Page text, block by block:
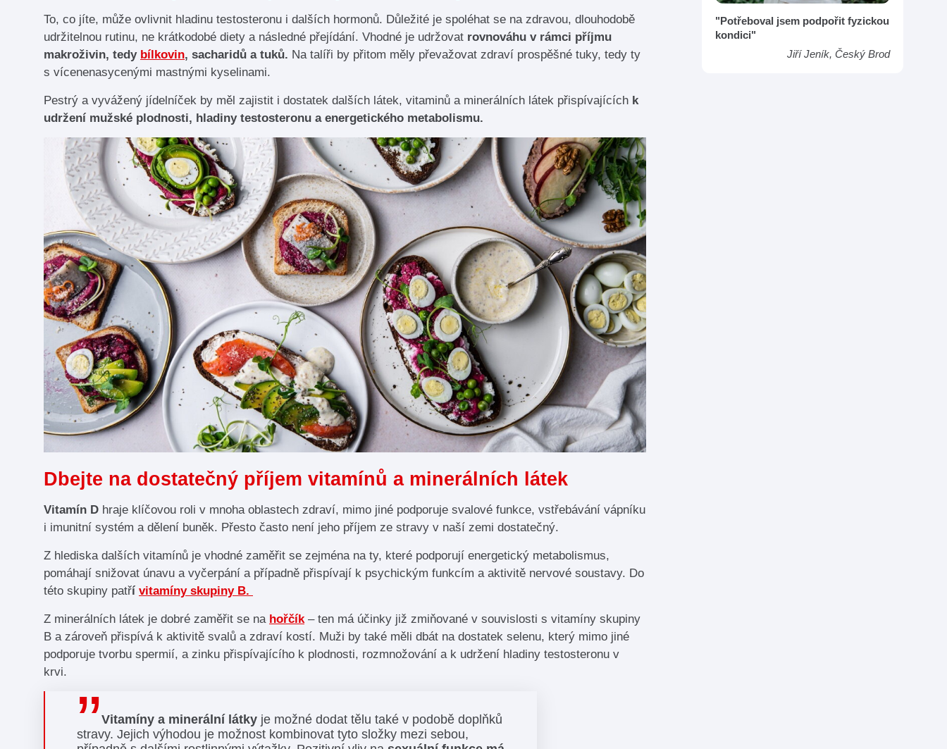
To, co jíte, může ovlivnit hladinu testosteronu i dalších hormonů. Důležité je spoléhat se na zdravou, dlouhodobě
udržitelnou rutinu, ne krátkodobé diety a následné přejídání. Vhodné je udržovat rovnováhu v rámci příjmu
makroživin, tedy bílkovin, sacharidů a tuků. Na talíři by přitom měly převažovat zdraví prospěšné tuky, tedy ty
s vícenenasycenými mastnými kyselinami.
Pestrý a vyvážený jídelníček by měl zajistit i dostatek dalších látek, vitaminů a minerálních látek přispívajících k
udržení mužské plodnosti, hladiny testosteronu a energetického metabolismu.
Dbejte na dostatečný příjem vitamínů a minerálních látek
Vitamín D hraje klíčovou roli v mnoha oblastech zdraví, mimo jiné podporuje svalové funkce, vstřebávání vápníku
i imunitní systém a dělení buněk. Přesto často není jeho příjem ze stravy v naší zemi dostatečný.
Z hlediska dalších vitamínů je vhodné zaměřit se zejména na ty, které podporují energetický metabolismus,
pomáhají snižovat únavu a vyčerpání a případně přispívají k psychickým funkcím a aktivitě nervové soustavy. Do
této skupiny patří vitamíny skupiny B.
Z minerálních látek je dobré zaměřit se na hořčík– ten má účinky již zmiňované v souvislosti s vitamíny skupiny
B a zároveň přispívá k aktivitě svalů a zdraví kostí. Muži by také měli dbát na dostatek selenu, který mimo jiné
podporuje tvorbu spermií, a zinku přispívajícího k plodnosti, rozmnožování a k udržení hladiny testosteronu v
krvi.
Vitamíny a minerální látky je možné dodat tělu také v podobě doplňků
stravy. Jejich výhodou je možnost kombinovat tyto složky mezi sebou,
"Potřeboval jsem podpořit fyzickou
kondici"
Jiří Jeník, Český Brod